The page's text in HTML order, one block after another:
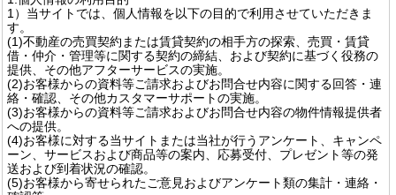
1）当サイトでは、個人情報を以下の目的で利用させていただきま
す。
(1)不動産の売買契約または賃貸契約の相手方の探索、売買・賃貸
借・仲介・管理等に関する契約の締結、および契約に基づく役務の
提供、その他アフターサービスの実施。
(2)お客様からの資料等ご請求およびお問合せ内容に関する回答・連
絡・確認、その他カスタマーサポートの実施。
(3)お客様からの資料等ご請求およびお問合せ内容の物件情報提供者
への提供。
(4)お客様に対する当サイトまたは当社が行うアンケート、キャンペ
ーン、サービスおよび商品等の案内、応募受付、プレゼント等の発
送および到着状況の確認。
(5)お客様から寄せられたご意見およびアンケート類の集計・連絡・